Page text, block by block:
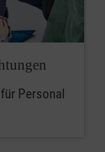
Personal